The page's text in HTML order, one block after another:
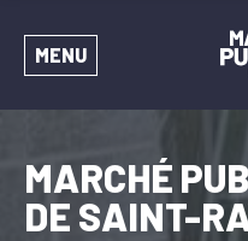
MENU
MARCHÉ
DE SAINT-